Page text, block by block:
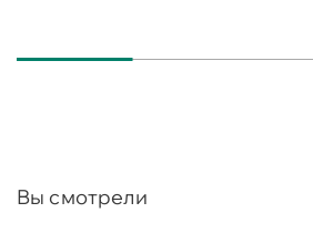
Вы смотрели